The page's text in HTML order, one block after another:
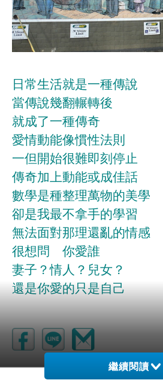
日常生活就是一種傳說
當傳說幾翻輾轉後
就成了一種傳奇
愛情動能像慣性法則
一但開始很難即刻停止
傳奇加上動能或成佳話
數學是種整理萬物的美學
卻是我最不拿手的學習
無法面對那理還亂的情感
很想問 你愛誰
妻子？情人？兒女？
還是你愛的只是自己
上一篇：姻緣
繼續閱讀